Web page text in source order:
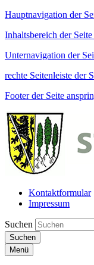
Hauptnavigation der
Inhaltsbereich der
Unternavigation der
rechte Seitenleiste der
Footer der Seite
Kontaktformular
Impressum
Suchen
Suchen
Menü